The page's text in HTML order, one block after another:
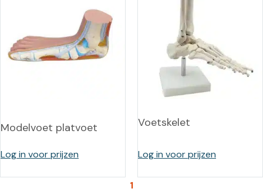
Modelvoet platvoet
Log in voor prijzen
Voetskelet
Log in voor prijzen
1